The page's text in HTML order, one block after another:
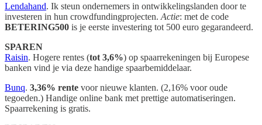
Lendahand. Ik steun ondernemers in ontwikkelingslanden door te
investeren in hun crowdfundingprojecten. Actie: met de code
BETERING500 is je eerste investering tot 500 euro gegarandeerd.
SPAREN
Raisin. Hogere rentes (tot 3,6%) op spaarrekeningen bij Europese
banken vind je via deze handige spaarbemiddelaar.
Bunq. 3,36% rente voor nieuwe klanten. (2,16% voor oude
tegoeden.) Handige online bank met prettige automatiseringen.
Spaarrekening is gratis.